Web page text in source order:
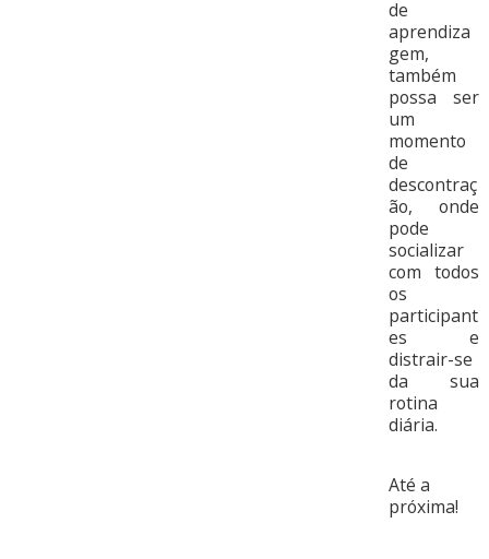
de
aprendiza
gem,
também
possa ser
um
momento
de
descontraç
ão, onde
pode
socializar
com todos
os
participant
es e
distrair-se
da sua
rotina
diária.
Até a
próxima!